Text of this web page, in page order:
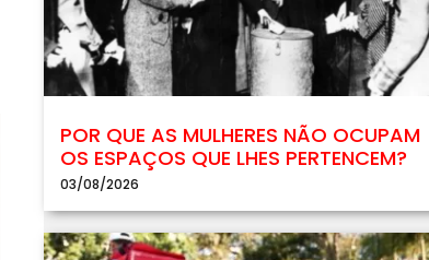
POR QUE AS MULHERES NÃO OCUPAM
OS ESPAÇOS QUE LHES PERTENCEM?
03/08/2026